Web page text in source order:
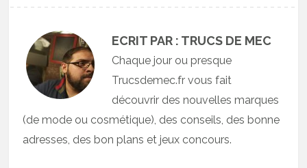
ECRIT PAR : TRUCS DE MEC
Chaque jour ou presque
Trucsdemec.fr vous fait
découvrir des nouvelles marques
(de mode ou cosmétique), des conseils, des bonne
adresses, des bon plans et jeux concours.